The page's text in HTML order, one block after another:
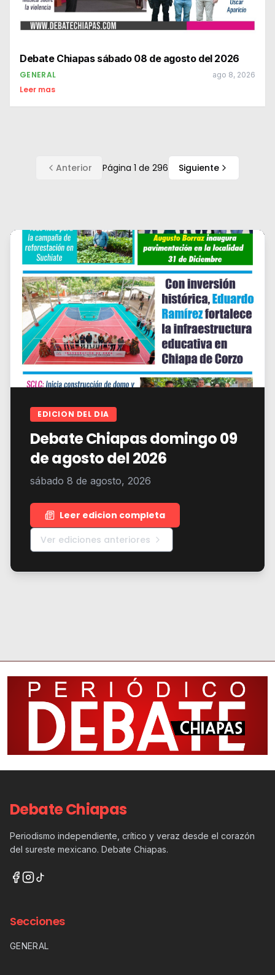
Debate Chiapas sábado 08 de agosto del 2026
GENERAL ago 8, 2026
Leer mas
Anterior Página 1 de 296 Siguiente
EDICION DEL DIA
Debate Chiapas domingo 09
de agosto del 2026
sábado 8 de agosto, 2026
Leer edicion completa
Ver ediciones anteriores
Debate Chiapas
Periodismo independiente, crítico y veraz desde el corazón
del sureste mexicano. Debate Chiapas.
Secciones
GENERAL